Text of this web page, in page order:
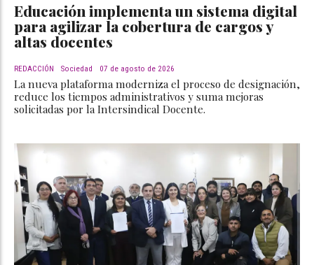
Educación implementa un sistema digital
para agilizar la cobertura de cargos y
altas docentes
REDACCIÓN Sociedad 07 de agosto de 2026
La nueva plataforma moderniza el proceso de designación,
reduce los tiempos administrativos y suma mejoras
solicitadas por la Intersindical Docente.